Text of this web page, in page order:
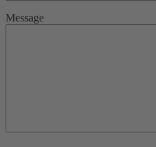
Message